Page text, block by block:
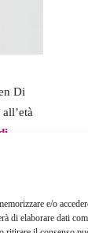
e/o
di elaborare dati
Di